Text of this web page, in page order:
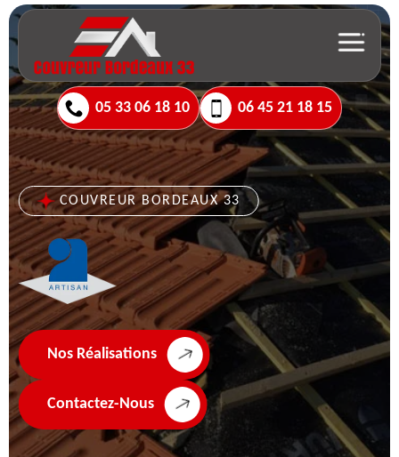
05 33 06 18 10 06 45 21 18 15
COUVREUR BORDEAUX 33
Nos Réalisations
Contactez-Nous